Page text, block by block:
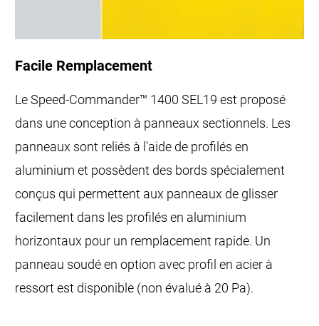
Facile Remplacement
Le Speed-Commander™ 1400 SEL19 est proposé
dans une conception à panneaux sectionnels. Les
panneaux sont reliés à l'aide de profilés en
aluminium et possèdent des bords spécialement
conçus qui permettent aux panneaux de glisser
facilement dans les profilés en aluminium
horizontaux pour un remplacement rapide. Un
panneau soudé en option avec profil en acier à
ressort est disponible (non évalué à 20 Pa).